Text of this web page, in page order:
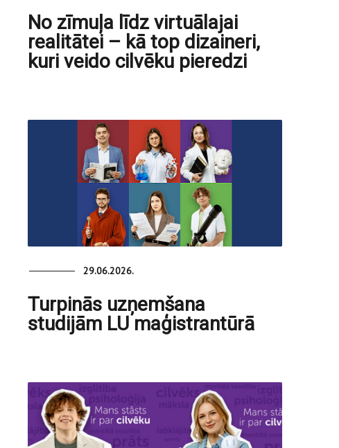
No zīmuļa līdz virtuālajai
realitātei – kā top dizaineri,
kuri veido cilvēku pieredzi
29.06.2026.
Turpinās uzņemšana
studijām LU maģistrantūrā